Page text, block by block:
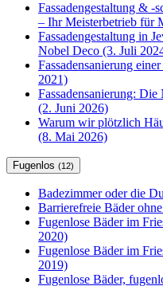
Fassadengestaltung & -
– Ihr Meisterbetrieb für
Fassadengestaltung in
Nobel Deco (3. Juli
Fassadensanierung
2021)
Fassadensanierung:
(2. Juni 2026)
Warum wir plötzlich
(8. Mai 2026)
Fugenlos (12)
Badezimmer oder die
Barrierefreie Bäder
Fugenlose Bäder im
2020)
Fugenlose Bäder im
2019)
Fugenlose Bäder,